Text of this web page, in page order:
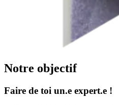
Notre objectif
Faire de toi un.e expert.e !